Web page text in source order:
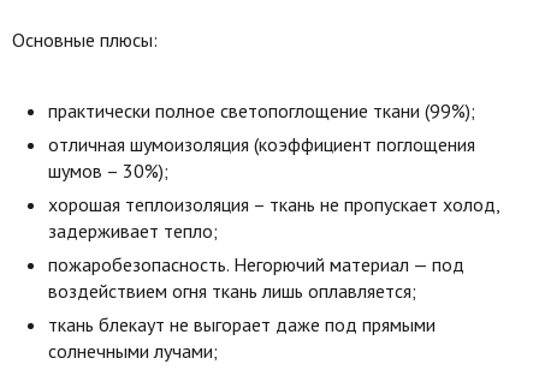
Основные плюсы:
практически полное светопоглощение ткани (99%);
отличная шумоизоляция (коэффициент поглощения
шумов – 30%);
хорошая теплоизоляция – ткань не пропускает холод,
задерживает тепло;
пожаробезопасность. Негорючий материал — под
воздействием огня ткань лишь оплавляется;
ткань блекаут не выгорает даже под прямыми
солнечными лучами;